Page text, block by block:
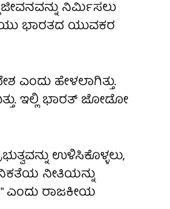
ನಿರ್ಮಿಸಲು
ಭಾರತದ ಯುವಕರ
ಎಂದು ಹೇಳಲಾಗಿತ್ತು.
ಇಲ್ಲಿ ಭಾರತ್ ಜೋಡೋ
ಉಳಿಸಿಕೊಳ್ಳಲು,
ನೀತಿಯನ್ನು
ಎಂದು ರಾಜಕೀಯ